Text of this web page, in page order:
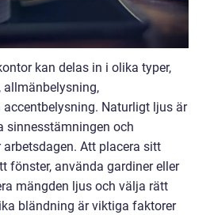
kan delas in i olika typer,
Naturligt ljus är
sinnesstämningen och
Att placera sitt
fönster, använda gardiner eller
mängden ljus och välja rätt
bländning är viktiga faktorer